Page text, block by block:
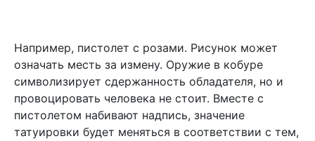
Например, пистолет с розами. Рисунок может
означать месть за измену. Оружие в кобуре
символизирует сдержанность обладателя, но и
провоцировать человека не стоит. Вместе с
пистолетом набивают надпись, значение
татуировки будет меняться в соответствии с тем,